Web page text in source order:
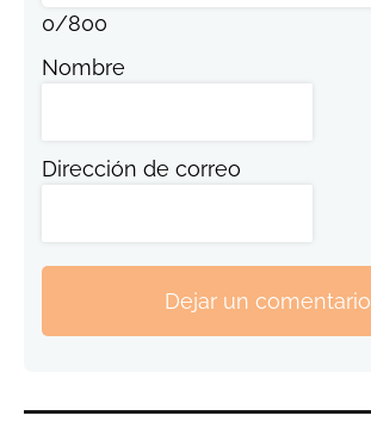
0/800
Nombre
Dirección de correo
Dejar un comentario